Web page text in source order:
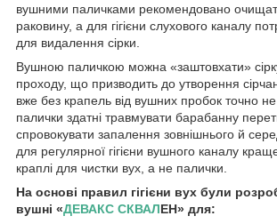
вушними паличками рекомендовано
раковину, а для гігієни слухового каналу
для видалення сірки.
Вушною паличкою можна «заштовхати»
проходу, що призводить до утворення
вже без крапель від вушних пробок точно
палички здатні травмувати барабанну
спровокувати запалення зовнішнього й
для регулярної гігієни вушного каналу
краплі для чистки вух, а не палички.
На основі правил гігієни вух були
вушні «ДЕВАКС СКВАЛЕН» для: